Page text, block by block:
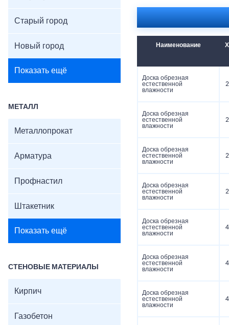
Старый город
Новый город
Показать ещё
МЕТАЛЛ
Металлопрокат
Арматура
Профнастил
Штакетник
Показать ещё
СТЕНОВЫЕ МАТЕРИАЛЫ
Кирпич
Газобетон
Наименование
Доска обрезная
естественной
влажности
Доска обрезная
естественной
влажности
Доска обрезная
естественной
влажности
Доска обрезная
естественной
влажности
Доска обрезная
естественной
влажности
Доска обрезная
естественной
влажности
Доска обрезная
естественной
влажности